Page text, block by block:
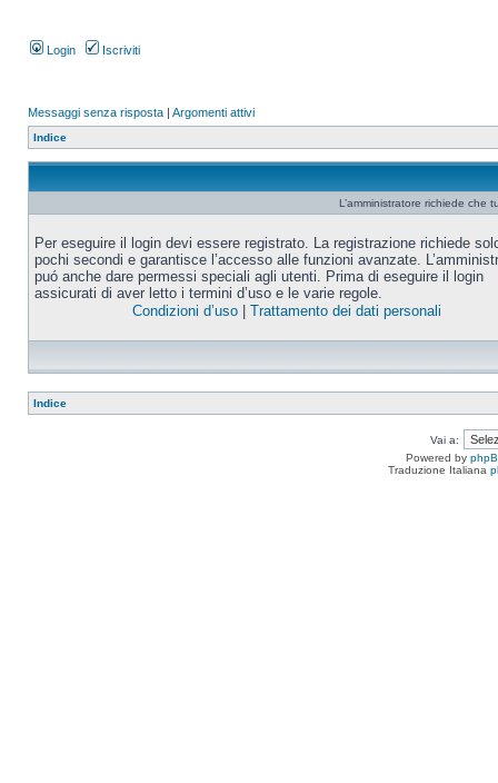
Login Iscriviti
Messaggi senza risposta | Argomenti attivi
Indice
L’amministratore richiede che
Per eseguire il login devi essere registrato. La registrazione richiede
pochi secondi e garantisce l’accesso alle funzioni avanzate.
puó anche dare permessi speciali agli utenti. Prima di eseguire il login
assicurati di aver letto i termini d’uso e le varie regole.
Condizioni d’uso| Trattamento dei dati personali
Indice
Vai a:
Powered by
Traduzione Italiana